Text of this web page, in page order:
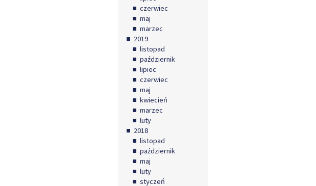
czerwiec
maj
marzec
2019
listopad
październik
lipiec
czerwiec
maj
kwiecień
marzec
luty
2018
listopad
październik
maj
luty
styczeń